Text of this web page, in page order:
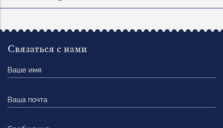
Связаться с нами
имя
почта
Сообщение